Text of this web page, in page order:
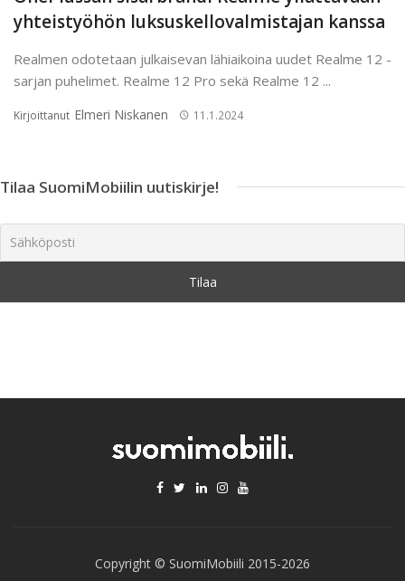
yhteistyöhön luksuskellovalmistajan kanssa
Realmen odotetaan julkaisevan lähiaikoina uudet Realme 12 -
sarjan puhelimet. Realme 12 Pro sekä Realme 12 ...
Kirjoittanut Elmeri Niskanen 11.1.2024
Tilaa SuomiMobiilin uutiskirje!
Copyright © SuomiMobiili 2015-2026